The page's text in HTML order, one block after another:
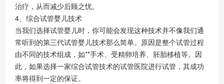
治疗，从而减少后顾之忧。
4、综合试管婴儿技术
当我们选择试管婴儿时，你可能会发现这种技术并不像我们通
常听到的第三代试管婴儿技术那么简单。原因是整个试管过程
由不同的技术组成，如**手术、受精卵培养、胚胎移植等。因
此，如果选择一家综合试管技术的试管医院进行试管，其成功
率将得到一定的保证。